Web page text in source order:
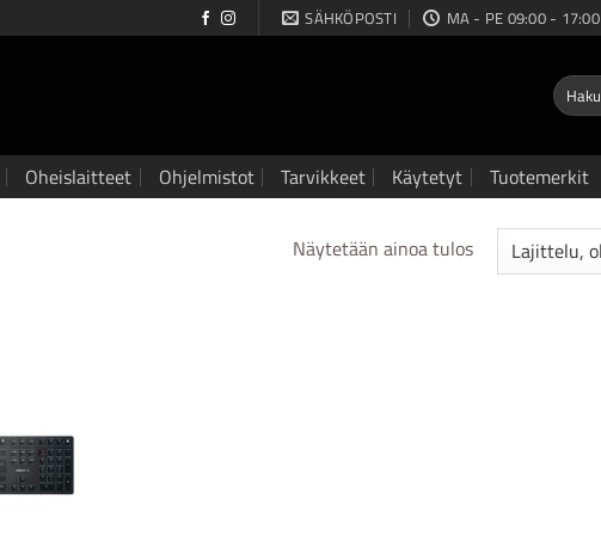
SÄHKÖPOSTI MA - PE 09:00 - 17:00
Etsi:
Oheislaitteet Ohjelmistot Tarvikkeet Käytetyt Tuotemerkit
Näytetään ainoa tulos